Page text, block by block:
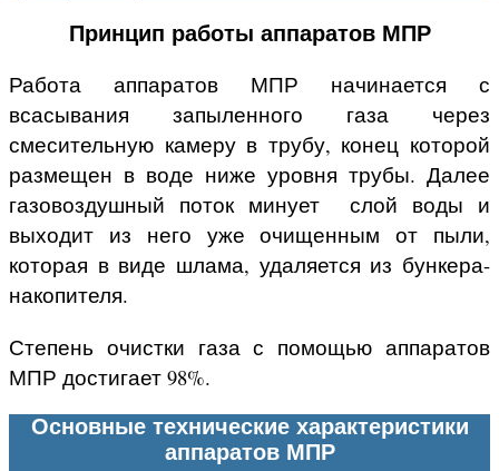
Принцип работы аппаратов МПР
Работа аппаратов МПР начинается с
всасывания запыленного газа через
смесительную камеру в трубу, конец которой
размещен в воде ниже уровня трубы. Далее
газовоздушный поток минует слой воды и
выходит из него уже очищенным от пыли,
которая в виде шлама, удаляется из бункера-
накопителя.
Степень очистки газа с помощью аппаратов
МПР достигает 98%.
Основные технические характеристики
аппаратов МПР